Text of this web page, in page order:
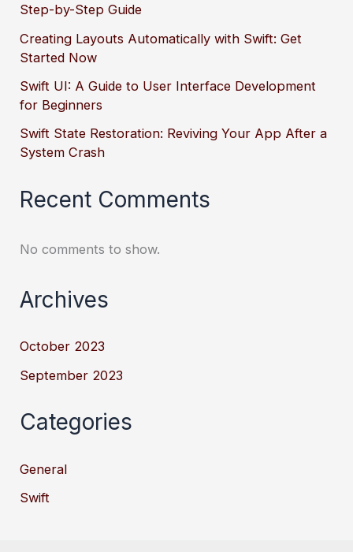
Step-by-Step Guide
Creating Layouts Automatically with Swift: Get
Started Now
Swift UI: A Guide to User Interface Development
for Beginners
Swift State Restoration: Reviving Your App After a
System Crash
Recent Comments
No comments to show.
Archives
October 2023
September 2023
Categories
General
Swift